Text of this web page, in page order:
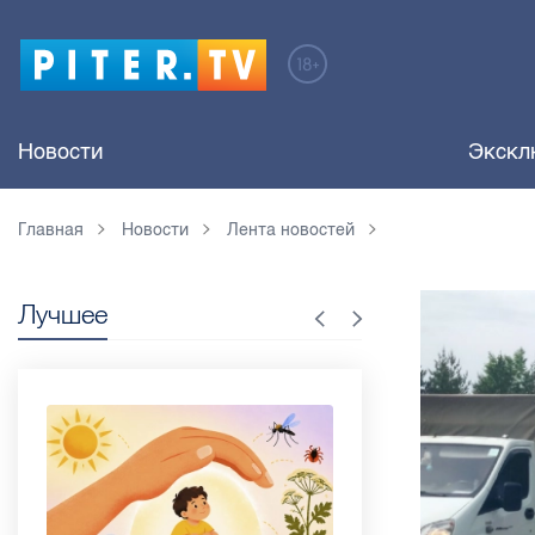
Новости
Главная Новости Лента новостей
Лучшее